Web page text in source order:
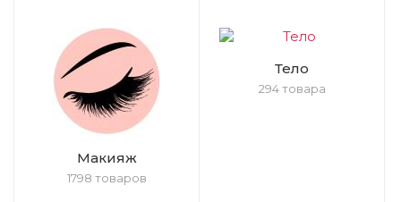
Макияж
1798 товаров
Тело
294 товара